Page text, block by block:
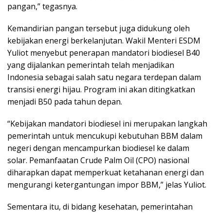
pangan,” tegasnya.
Kemandirian pangan tersebut juga didukung oleh
kebijakan energi berkelanjutan. Wakil Menteri ESDM
Yuliot menyebut penerapan mandatori biodiesel B40
yang dijalankan pemerintah telah menjadikan
Indonesia sebagai salah satu negara terdepan dalam
transisi energi hijau. Program ini akan ditingkatkan
menjadi B50 pada tahun depan.
“Kebijakan mandatori biodiesel ini merupakan langkah
pemerintah untuk mencukupi kebutuhan BBM dalam
negeri dengan mencampurkan biodiesel ke dalam
solar. Pemanfaatan Crude Palm Oil (CPO) nasional
diharapkan dapat memperkuat ketahanan energi dan
mengurangi ketergantungan impor BBM,” jelas Yuliot.
Sementara itu, di bidang kesehatan, pemerintahan